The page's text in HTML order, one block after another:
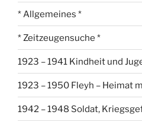
* Allgemeines *
* Zeitzeugensuche *
1923 – 1941 Kindheit und
1923 – 1950 Fleyh – Heimat
1942 – 1948 Soldat,